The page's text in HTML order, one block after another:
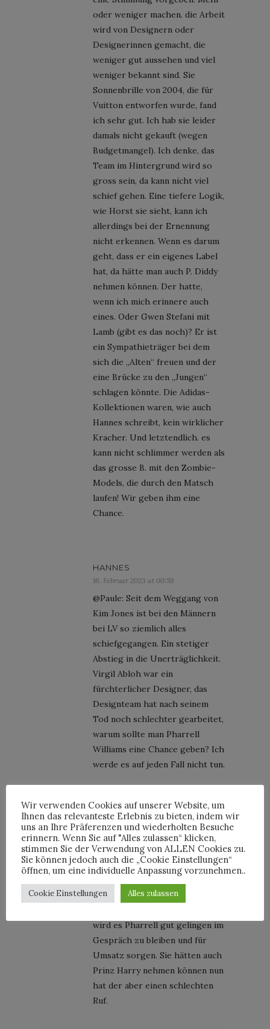
oder weniger machen. die Arbeit
wird von Designern oder
Designerinnen gemacht, die
weniger gut aussehen und viel
weniger bekannt sind. Sie
Sonnenbrille von 2004, die für
Vuitton entworfen wurde, fand
ich sehr gut. Ich hab sie leider
damals nicht gekauft (wegen
Budgetmangel). Ich denke, das
Team im Hintergrund wird so
gross sein, da kann nicht viel
schief gehen. Eine tiefere Logik,
wie Horst sie sieht, kann ich
allerdings bei der Ernennung
nicht erkennen. Wenn es darum
geht, dass er ein eigenes Label
hat, da hätte man auch P. Diddy
nehmen können. Der hatte,
wenn ich mich erinnere auch
eines. Oder Gwen Stefani mit
Lamb (gibt es das noch)? Er ist
ein Sympathieträger bei dem
sich die „Alten“ freuen und der
eine Brücke zu den „Jungen“
schlagen könnte. Die Adidas-
Kollektionen waren, wie auch
Hannes schreibt, kein wirklicher
Kracher. Und letztendlich. es
kann nicht schlimmer werden als
das grosse B. mit den Zombie-
Models, die durch den Matsch
laufen! Wir geben ihm eine
Chance.
HANNES
16. Februar 2023 at 00:59
@Paule: Seit dem Weggang von
Kim Jones ist bei den Männern
bei LV so ziemlich alles
schiefgegangen. Ein stetiger
Abstieg in die Unerträglichkeit.
Virgil Abloh war ein
fürchterlicher Designer, das
Designteam hat nach seinem
Tod noch schlechter gearbeitet,
warum sollte man Pharrell
Williams eine Chance geben? Ich
werde es auf jeden Fall nicht tun.
SEBASTIAN
16. Februar 2023 at 10:30
Vuitton hat keine nennenswerte
Geschichte bei Männermode,
daher ist es egal wer es macht.
Es geht um den Abverkauf von
wird es Pharrell gut gelingen im
Gespräch zu bleiben und für
Umsatz sorgen. Sie hätten auch
Prinz Harry nehmen können nun
hat der aber einen schlechten
Ruf.
Wir verwenden Cookies auf unserer Website, um
Ihnen das relevanteste Erlebnis zu bieten, indem wir
uns an Ihre Präferenzen und wiederholten Besuche
erinnern. Wenn Sie auf "Alles zulassen“ klicken,
stimmen Sie der Verwendung von ALLEN Cookies zu.
Sie können jedoch auch die „Cookie Einstellungen“
öffnen, um eine individuelle Anpassung vorzunehmen..
Cookie Einstellungen Alles zulassen